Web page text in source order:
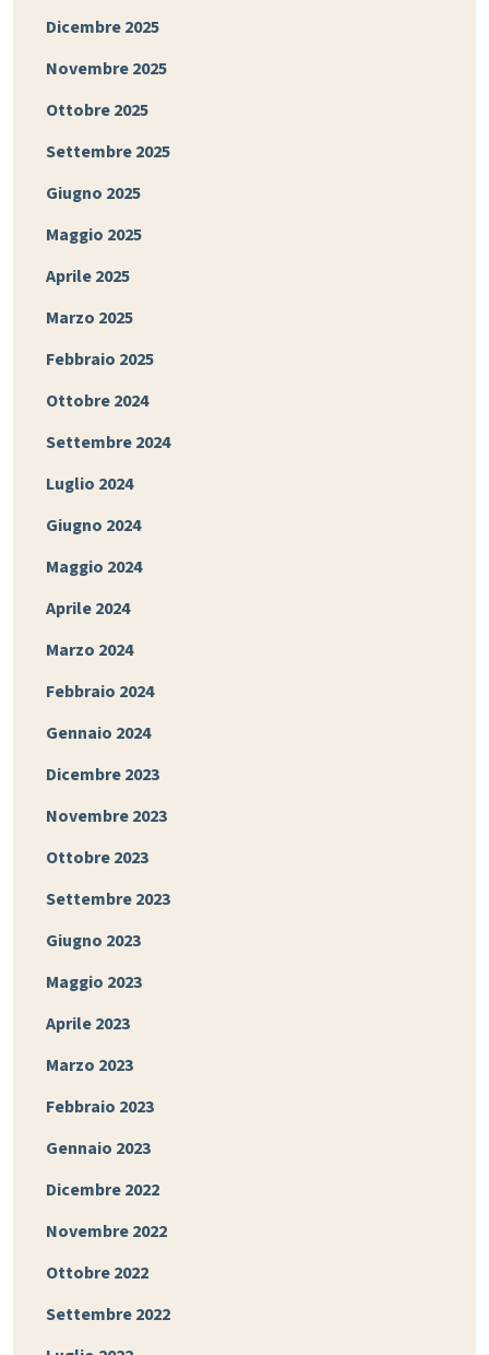
Dicembre 2025
Novembre 2025
Ottobre 2025
Settembre 2025
Giugno 2025
Maggio 2025
Aprile 2025
Marzo 2025
Febbraio 2025
Ottobre 2024
Settembre 2024
Luglio 2024
Giugno 2024
Maggio 2024
Aprile 2024
Marzo 2024
Febbraio 2024
Gennaio 2024
Dicembre 2023
Novembre 2023
Ottobre 2023
Settembre 2023
Giugno 2023
Maggio 2023
Aprile 2023
Marzo 2023
Febbraio 2023
Gennaio 2023
Dicembre 2022
Novembre 2022
Ottobre 2022
Settembre 2022